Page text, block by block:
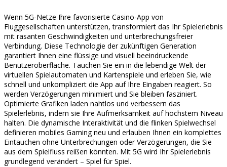
Wenn 5G-Netze Ihre favorisierte Casino-App von
Fluggesellschaften unterstützen, transformiert das Ihr Spielerlebnis
mit rasanten Geschwindigkeiten und unterbrechungsfreier
Verbindung. Diese Technologie der zukünftigen Generation
garantiert Ihnen eine flüssige und visuell beeindruckende
Benutzeroberfläche. Tauchen Sie ein in die lebendige Welt der
virtuellen Spielautomaten und Kartenspiele und erleben Sie, wie
schnell und unkompliziert die App auf Ihre Eingaben reagiert. So
werden Verzögerungen minimiert und Sie bleiben fasziniert.
Optimierte Grafiken laden nahtlos und verbessern das
Spielerlebnis, indem sie Ihre Aufmerksamkeit auf höchstem Niveau
halten. Die dynamische Interaktivität und die flinken Spielwechsel
definieren mobiles Gaming neu und erlauben Ihnen ein komplettes
Eintauchen ohne Unterbrechungen oder Verzögerungen, die Sie
aus dem Spielfluss reißen könnten. Mit 5G wird Ihr Spielerlebnis
grundlegend verändert – Spiel für Spiel.